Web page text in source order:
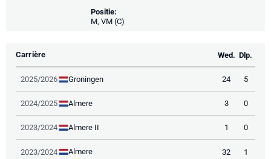
Positie:
M, VM (C)
Carrière Wed. Dlp.
2025/2026 Groningen 24 5
2024/2025 Almere 3 0
2023/2024 Almere II 1 0
2023/2024 Almere 32 1